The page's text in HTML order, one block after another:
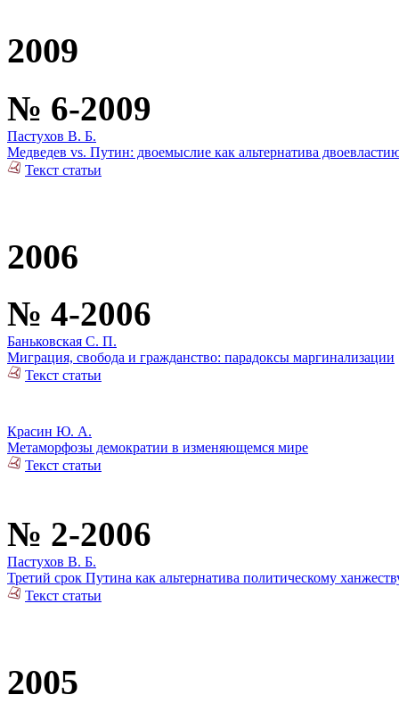
2009
№ 6-2009
Пастухов В. Б.
Медведев vs. Путин: двоемыслие как альтернатива
Текст статьи
2006
№ 4-2006
Баньковская С. П.
Миграция, свобода и гражданство: парадоксы маргинализации
Текст статьи
Красин Ю. А.
Метаморфозы демократии в изменяющемся мире
Текст статьи
№ 2-2006
Пастухов В. Б.
Третий срок Путина как альтернатива политическому
Текст статьи
2005